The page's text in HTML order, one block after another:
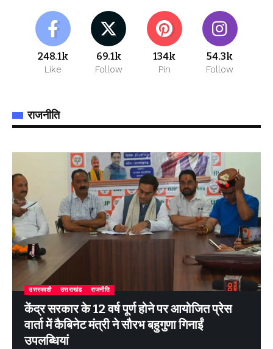
248.1k
Like
69.1k
Follow
134k
Pin
54.3k
Follow
राजनीति
उत्तरकाशी उत्तराखंड राजनीति
केंद्र सरकार के 12 वर्ष पूर्ण होने पर आयोजित प्रेस
वार्ता में कैबिनेट मंत्री ने सौरभ बहुगुणा गिनाईं
उपलब्धियां